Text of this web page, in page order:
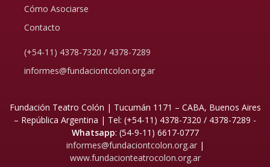
Cómo Asociarse
Contacto
(+54-11) 4378-7320 / 4378-7289
informes@fundaciontcolon.org.ar
Fundación Teatro Colón | Tucumán 1171 – CABA, Buenos Aires
– República Argentina | Tel: (+54-11) 4378-7320 / 4378-7289 -
Whatsapp: (54-9-11) 6617-0777
informes@fundaciontcolon.org.ar|
www.fundacionteatrocolon.org.ar